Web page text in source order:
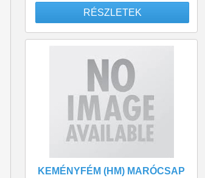
RÉSZLETEK
KEMÉNYFÉM (HM) MARÓCSAP